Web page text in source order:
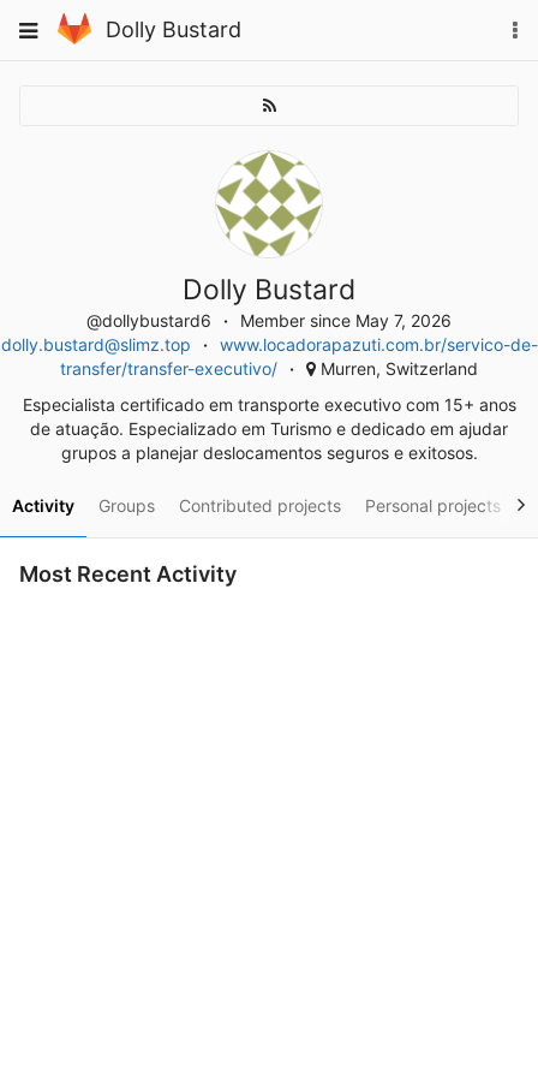
to
Toggle
Dolly Bustard
Dolly Bustard
@dollybustard6
Member since May 7, 2026
dolly.bustard@slimz.top
www.locadorapazuti.com.br/servico-de-
transfer/transfer-executivo/
Murren, Switzerland
Especialista certificado em transporte executivo com 15+ anos
de atuação. Especializado em Turismo e dedicado em ajudar
grupos a planejar deslocamentos seguros e exitosos.
Activity Groups Contributed projects Personal projects
Most Recent Activity